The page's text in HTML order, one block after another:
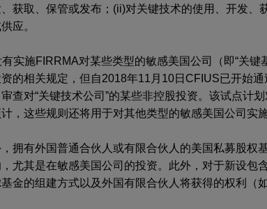
获取、保管或发布；(ii)对关键技术的使用、开发、
应。
实施FIRRMA对某些类型的敏感美国公司（即“关键
的相关规定，但自2018年11月10日CFIUS已开始
查对“关键技术公司”的某些非控股投资。该试点计
，这些规则还将用于对其他类型的敏感美国公司实
拥有外国普通合伙人或有限合伙人的美国私募股权
尤其是在敏感美国公司的投资。此外，对于新设包
金的组建方式以及外国有限合伙人将获得的权利（如